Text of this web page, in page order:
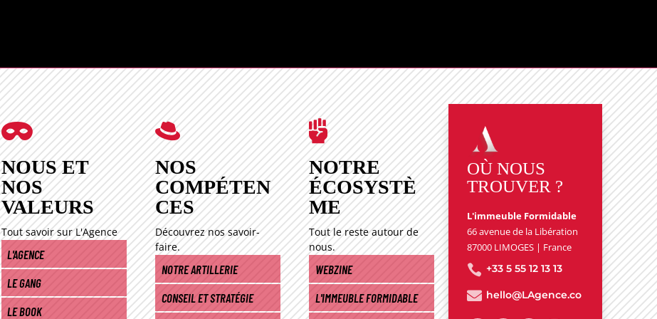

NOUS ET
NOS
VALEURS
Tout savoir sur L'Agence
L'AGENCE
LE GANG
LE BOOK

NOS
COMPÉTEN
CES
Découvrez nos savoir-
faire.
NOTRE ARTILLERIE
CONSEIL ET STRATÉGIE

NOTRE
ÉCOSYSTÈ
ME
Tout le reste autour de
nous.
WEBZINE
L'IMMEUBLE FORMIDABLE
OÙ NOUS
TROUVER ?
L'immeuble Formidable
66 avenue de la Libération
87000 LIMOGES | France
 +33 5 55 12 13 13
 hello@LAgence.co
NOSCRÉADANS LA
SÉRIE…